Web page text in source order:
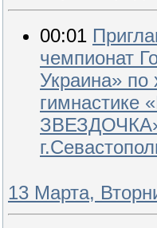
00:01
чемпионат
Украина» по
13 Марта,